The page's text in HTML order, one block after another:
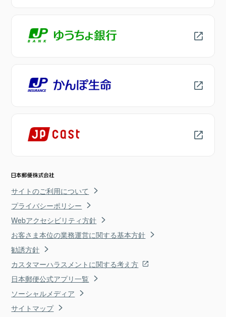
サイトのご利用について
プライバシーポリシー
Webアクセシビリティ方針
お客さま本位の業務運営に関する基本方針
勧誘方針
カスタマーハラスメントに関する考え方
日本郵便公式アプリ一覧
ソーシャルメディア
サイトマップ